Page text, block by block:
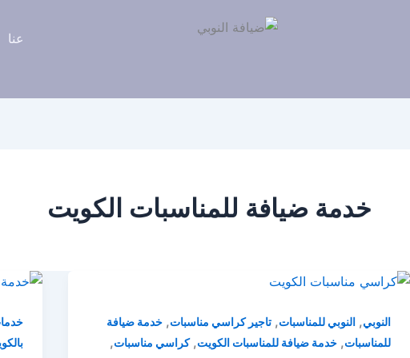
عنا
خدمة ضيافة للمناسبات الكويت
النوبي, النوبي للمناسبات, تاجير كراسي مناسبات, خدمة ضيافة
للمناسبات, خدمة ضيافة للمناسبات الكويت,كراسي مناسبات,